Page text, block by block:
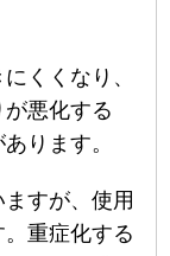
くくなり、
悪化する
ります。
すが、使用
重症化する